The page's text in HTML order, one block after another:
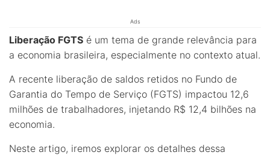
Ads
Liberação FGTS é um tema de grande relevância para
a economia brasileira, especialmente no contexto atual.
A recente liberação de saldos retidos no Fundo de
Garantia do Tempo de Serviço (FGTS) impactou 12,6
milhões de trabalhadores, injetando R$ 12,4 bilhões na
economia.
Neste artigo, iremos explorar os detalhes dessa